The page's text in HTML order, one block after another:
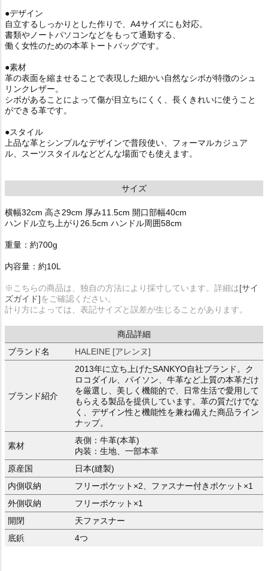
●デザイン
自立するしっかりとした作りで、A4サイズにも対応。
書類やノートパソコンなどをもって通勤する、
働く女性のための本革トートバッグです。
●素材
革の表面を縮ませることで表現した細かい自然なシボが特徴のシュ
リンクレザー。
シボがあることによって傷が目立ちにくく、長くきれいに使うこと
ができる革です。
●スタイル
上品な革とシンプルなデザインで普段使い、フォーマルカジュア
ル、スーツスタイルなどどんな場面でも使えます。
サイズ
横幅32cm 高さ29cm 厚み11.5cm 開口部幅40cm
ハンドル立ち上がり26.5cm ハンドル周囲58cm
重量：約700g
内容量：約10L
※こちらの商品は、独自の方法により採寸しています。詳細は[サイ
ズガイド]をご確認ください。
計り方によっては、表記サイズと誤差が生じることがあります。
商品詳細
ブランド名
HALEINE [アレンヌ]
ブランド紹介
2013年に立ち上げたSANKYO自社ブランド。ク
ロコダイル、パイソン、牛革など上質の本革だけ
を厳選し、美しく機能的で、日常生活で愛用して
もらえる製品を提供しています。革の質だけでな
く、デザイン性と機能性を兼ね備えた商品ライン
ナップ。
素材
表側：牛革(本革)
内装：生地、一部本革
原産国
日本(縫製)
内側収納
フリーポケット×2、ファスナー付きポケット×1
外側収納
フリーポケット×1
開閉
天ファスナー
底鋲
4つ